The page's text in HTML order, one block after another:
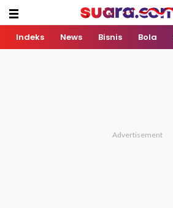
Indeks News Bisnis Bola